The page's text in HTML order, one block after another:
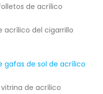
de acrílico
acrílico del cigarrillo
gafas de sol de acrílico
de acrílico